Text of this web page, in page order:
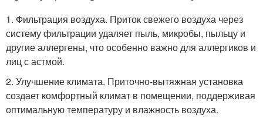
1. Фильтрация воздуха. Приток свежего воздуха через
систему фильтрации удаляет пыль, микробы, пыльцу и
другие аллергены, что особенно важно для аллергиков и
лиц с астмой.
2. Улучшение климата. Приточно-вытяжная установка
создает комфортный климат в помещении, поддерживая
оптимальную температуру и влажность воздуха.